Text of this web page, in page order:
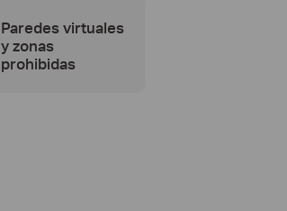
Paredes virtuales
y zonas
prohibidas